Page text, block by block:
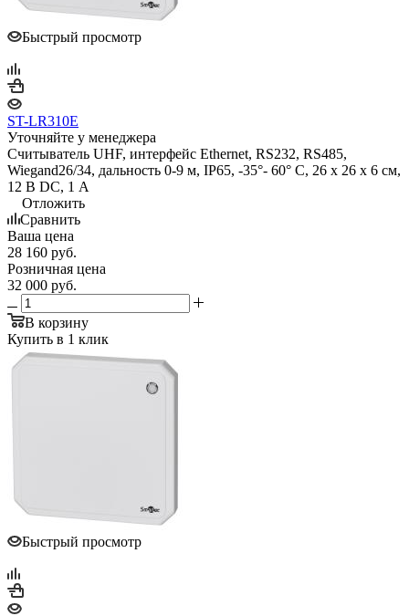
Быстрый просмотр
ST-LR310E
Уточняйте у менеджера
Считыватель UHF, интерфейс Ethernet, RS232, RS485,
Wiegand26/34, дальность 0-9 м, IP65, -35°- 60° С, 26 х 26 х 6 см,
12 В DC, 1 А
Отложить
Сравнить
Ваша цена
28 160 руб.
Розничная цена
32 000 руб.
В корзину
Купить в 1 клик
Быстрый просмотр